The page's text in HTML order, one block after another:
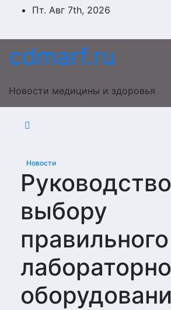
ПерейтиПт. Авг 7th, 2026
cdmarf.ru
Новости медицины и здоровья
Новости
выбору
правильного